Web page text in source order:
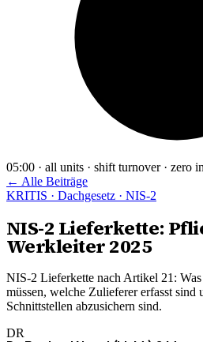
05:00 · all units · shift turnover · zero
← Alle Beiträge
KRITIS · Dachgesetz · NIS-2
NIS-2 Lieferkette:
Werkleiter 2025
NIS-2 Lieferkette nach Artikel 21:
müssen, welche Zulieferer erfasst sind
Schnittstellen abzusichern sind.
DR